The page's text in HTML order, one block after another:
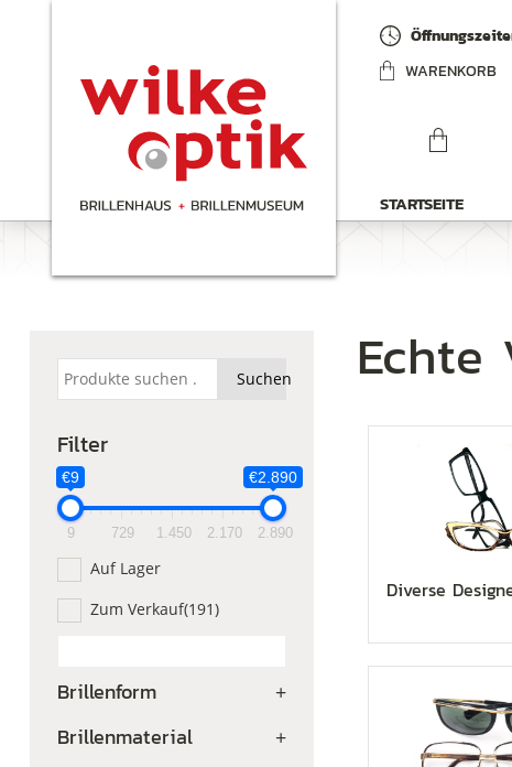
WARENKORB
STARTSEITE
Echte
Diverse
Suchen
nach:
Suchen
Filter
€9 €2.890
9 729 1.450 2.170 2.890
Auf Lager
Zum Verkauf(191)
Brillenform +
Brillenmaterial +